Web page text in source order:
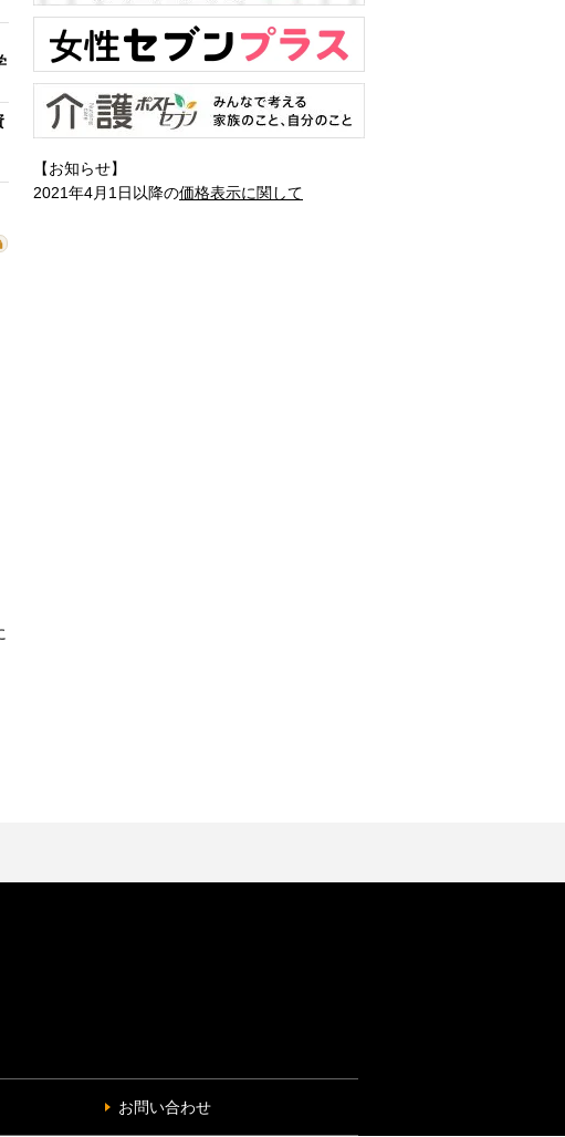
【お知らせ】
2021年4月1日以降の価格表示に関して
お問い合わせ